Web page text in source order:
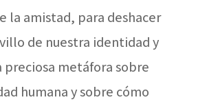
la amistad, para deshacer
de nuestra identidad y
preciosa metáfora sobre
humana y sobre cómo